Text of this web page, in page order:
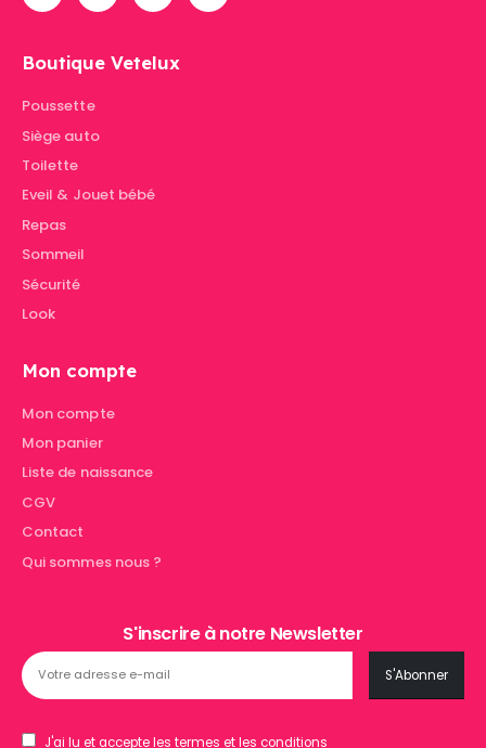
Boutique Vetelux
Poussette
Siège auto
Toilette
Eveil & Jouet bébé
Repas
Sommeil
Sécurité
Look
Mon compte
Mon compte
Mon panier
Liste de naissance
CGV
Contact
Qui sommes nous ?
S'inscrire à notre Newsletter
J'ai lu et accepte les termes et les conditions